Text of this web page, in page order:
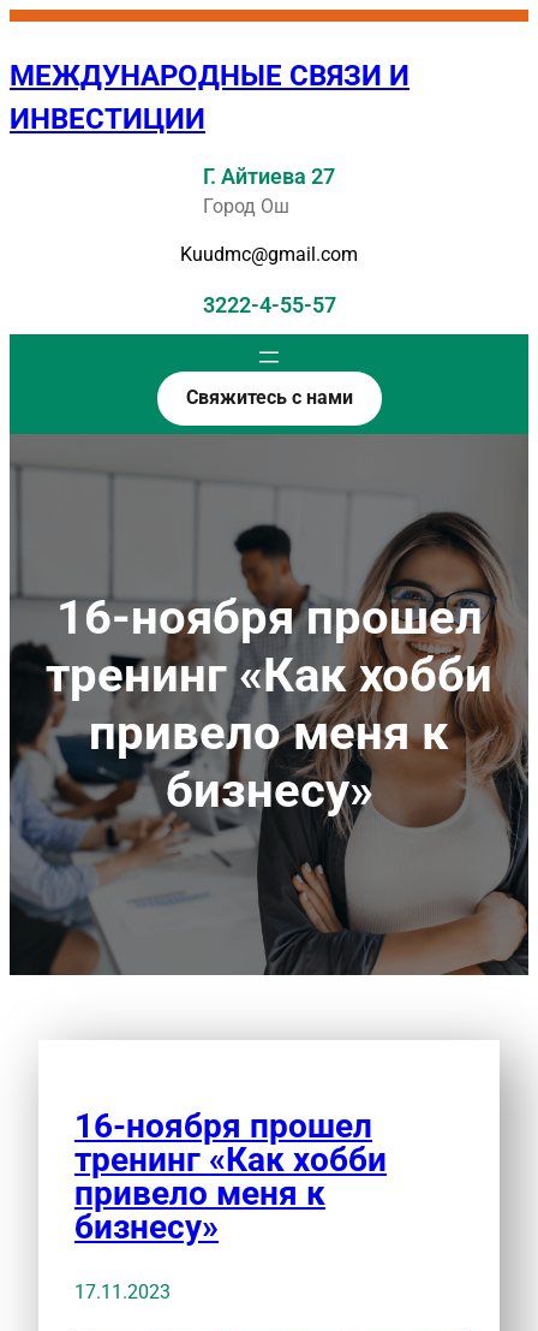
Перейти
содержимому
МЕЖДУНАРОДНЫЕ СВЯЗИ И
ИНВЕСТИЦИИ
Г. Айтиева 27
Город Ош
Kuudmc@gmail.com
3222-4-55-57
Свяжитесь с нами
16-ноября прошел
тренинг «Как хобби
привело меня к
бизнесу»
16-ноября прошел
тренинг «Как хобби
привело меня к
бизнесу»
17.11.2023